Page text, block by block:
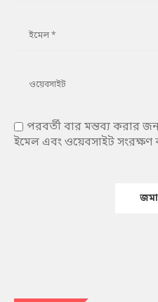
পরবর্তী বার মন্তব্য করার
ইমেল এবং ওয়েবসাইট